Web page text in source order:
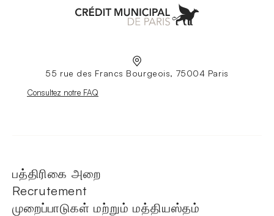
55 rue des Francs Bourgeois, 75004 Paris
Nouvelle fenêtre
Consultez notre FAQ
பத்திரிகை அறை
Recrutement
முறைப்பாடுகள் மற்றும் மத்தியஸ்தம்